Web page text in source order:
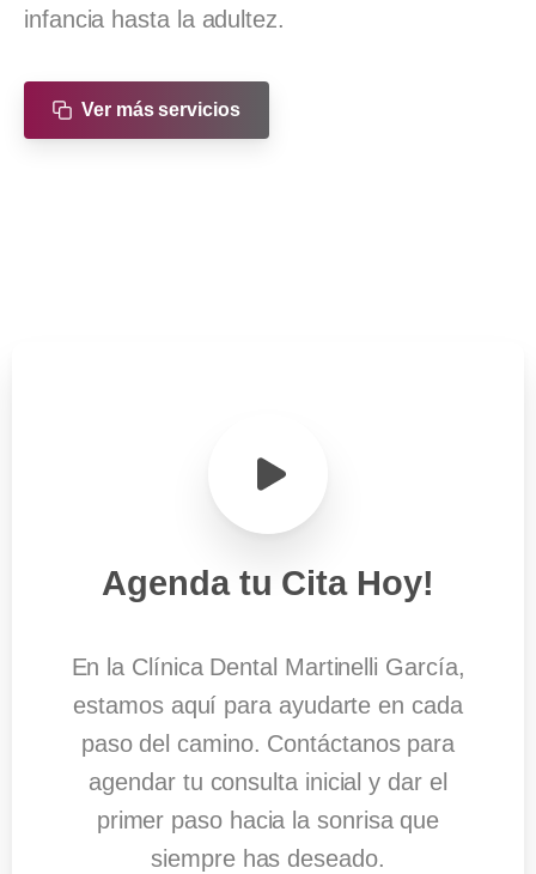
infancia hasta la adultez.
Ver más servicios
Agenda tu Cita Hoy!
En la Clínica Dental Martinelli García,
estamos aquí para ayudarte en cada
paso del camino. Contáctanos para
agendar tu consulta inicial y dar el
primer paso hacia la sonrisa que
siempre has deseado.